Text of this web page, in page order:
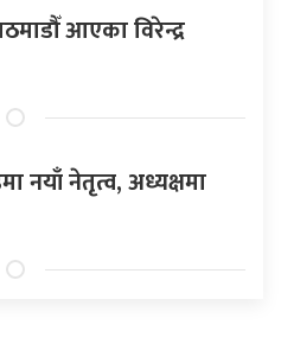
आएका विरेन्द्र
नयाँ नेतृत्व, अध्यक्षमा